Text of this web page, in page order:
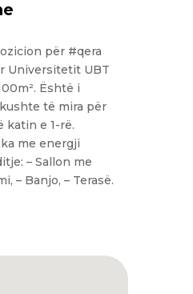
për #qera
Universitetit UBT
Është i
të mira për
katin e 1-rë.
me energji
– Sallon me
– Banjo, – Terasë.